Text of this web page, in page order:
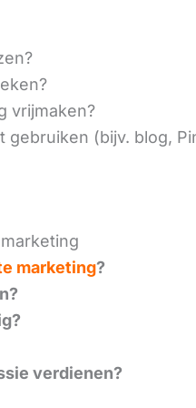
vrijmaken?
gebruiken (bijv. blog,
marketing?
verdienen?